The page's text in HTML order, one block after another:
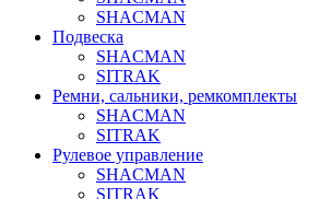
SHACMAN
Подвеска
SHACMAN
SITRAK
Ремни, сальники, ремкомплекты
SHACMAN
SITRAK
Рулевое управление
SHACMAN
SITRAK